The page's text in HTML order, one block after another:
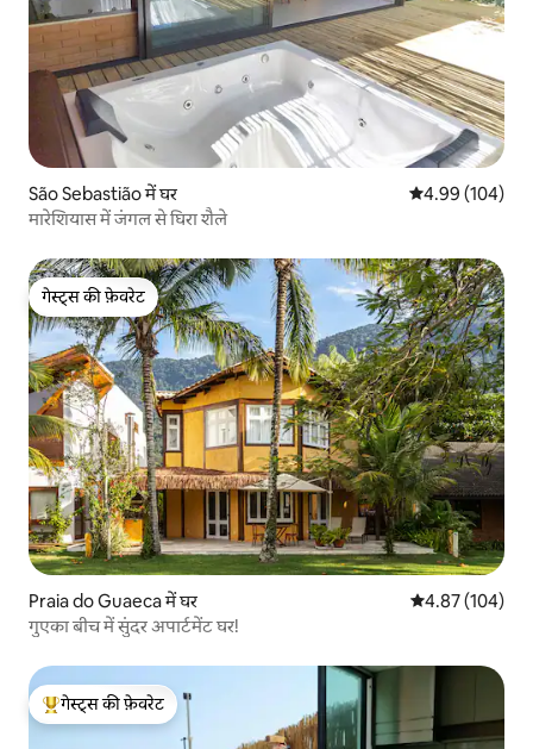
São Sebastião में घर औसत रेटिंग 5 में से
4.99 (104)
मारेशियास में जंगल से घिरा शैले
गेस्ट्स की फ़ेवरेट
गेस्ट्स की फ़ेवरेट
Praia do Guaeca में घर औसत रेटिंग 5 में से
4.87 (104)
गुएका बीच में सुंदर अपार्टमेंट घर!
गेस्ट्स का टॉप फ़ेवरेट
गेस्ट्स की फ़ेवरेट